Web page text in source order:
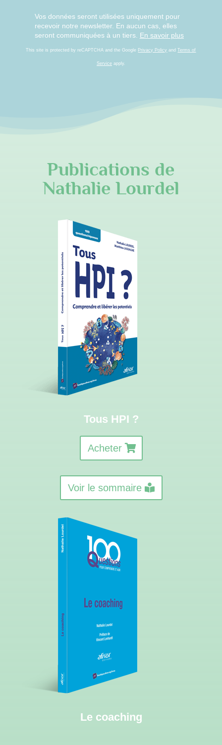
Vos données seront utilisées uniquement pour
recevoir notre newsletter. En aucun cas, elles
seront communiquées à un tiers. En savoir plus
This site is protected by reCAPTCHA and the Google Privacy Policy andTerms of
Serviceapply.
Publications de
Nathalie Lourdel
Tous HPI ?
Acheter
Voir le sommaire
Le coaching